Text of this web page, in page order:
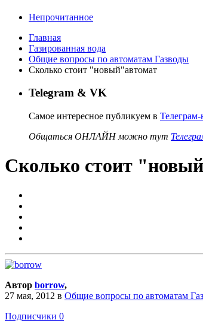
Непрочитанное
Главная
Газированная вода
Общие вопросы по автоматам Газводы
Сколько стоит "новый"автомат
Telegram & VK
Самое интересное публикуем в Телеграм-
Общаться ОНЛАЙН можно тут
Сколько стоит
Автор borrow,
27 мая, 2012 в Общие вопросы по автоматам
Подписчики 0